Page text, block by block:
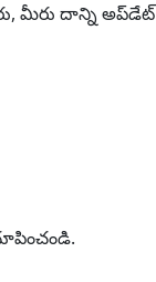
మీరు దాన్ని అప్‌డేట్